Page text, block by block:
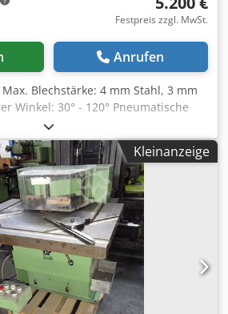
Festpreis zzgl. MwSt.
Anrufen
Max. Blechstärke: 4 mm Stahl, 3 mm
Winkel: 30° - 120° Pneumatische
über Fußschalter Djdjzl
oder Doppelhub über
Gewicht: ca. 1000 kg Kleinanzeige